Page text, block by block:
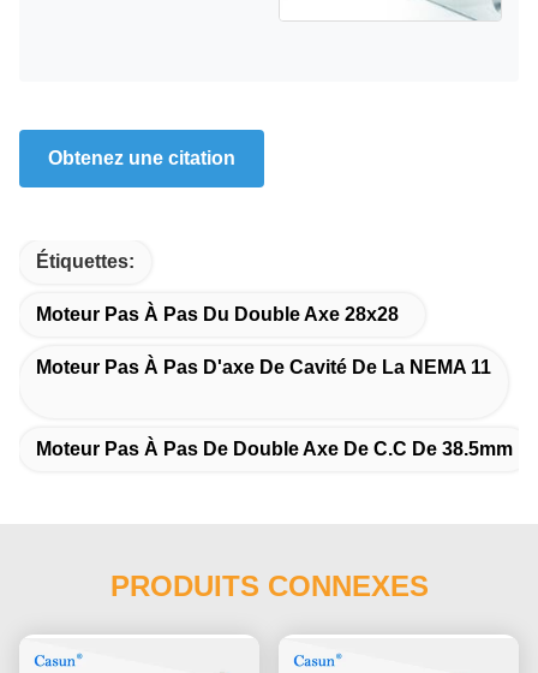
Obtenez une citation
Étiquettes:
Moteur Pas À Pas Du Double Axe 28x28
Moteur Pas À Pas D'axe De Cavité De La NEMA 11
Moteur Pas À Pas De Double Axe De C.C De 38.5mm
PRODUITS CONNEXES